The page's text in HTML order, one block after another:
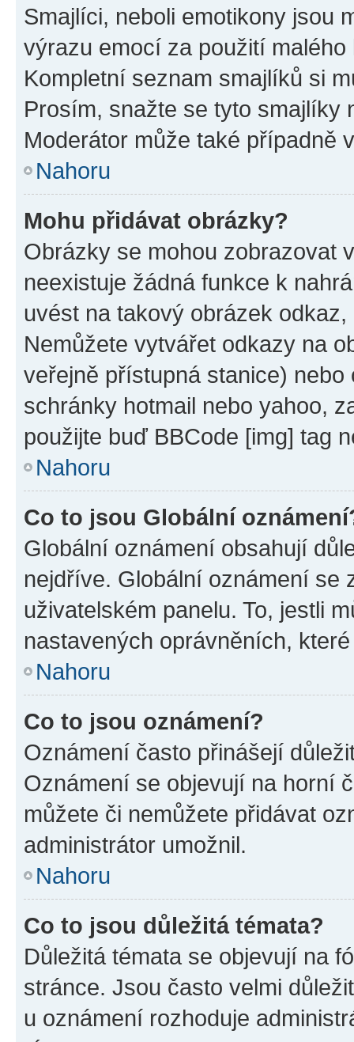
Smajlíci, neboli emotikony jsou
výrazu emocí za použití
Kompletní seznam smajlíků si
Prosím, snažte se tyto smajlíky
Moderátor může také případně
Nahoru
Mohu přidávat obrázky?
Obrázky se mohou zobrazovat
neexistuje žádná funkce k
uvést na takový obrázek
Nemůžete vytvářet odkazy na
veřejně přístupná stanice)
schránky hotmail nebo yahoo,
použijte buď BBCode [img] tag
Nahoru
Co to jsou Globální
Globální oznámení obsahují
nejdříve. Globální oznámení se
uživatelském panelu. To, jestli
nastavených oprávněních,
Nahoru
Co to jsou oznámení?
Oznámení často přinášejí
Oznámení se objevují na horní
můžete či nemůžete přidávat
administrátor umožnil.
Nahoru
Co to jsou důležitá témata?
Důležitá témata se objevují na
stránce. Jsou často velmi
u oznámení rozhoduje